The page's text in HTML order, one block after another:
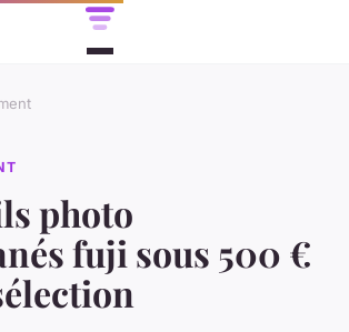
photo
fuji sous 500 €